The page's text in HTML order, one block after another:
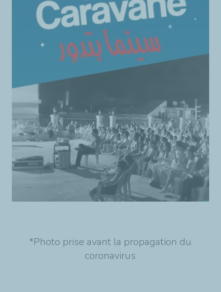
*Photo prise avant la propagation du
coronavirus